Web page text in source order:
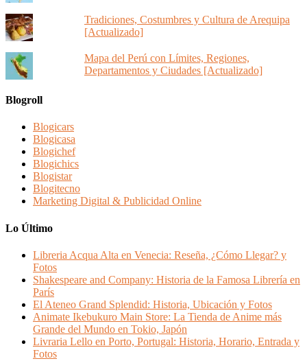
Tradiciones, Costumbres y Cultura de Arequipa
[Actualizado]
Mapa del Perú con Límites, Regiones,
Departamentos y Ciudades [Actualizado]
Blogroll
Blogicars
Blogicasa
Blogichef
Blogichics
Blogistar
Blogitecno
Marketing Digital & Publicidad Online
Lo Último
Libreria Acqua Alta en Venecia: Reseña, ¿Cómo Llegar? y
Fotos
Shakespeare and Company: Historia de la Famosa Librería en
París
El Ateneo Grand Splendid: Historia, Ubicación y Fotos
Animate Ikebukuro Main Store: La Tienda de Anime más
Grande del Mundo en Tokio, Japón
Livraria Lello en Porto, Portugal: Historia, Horario, Entrada y
Fotos